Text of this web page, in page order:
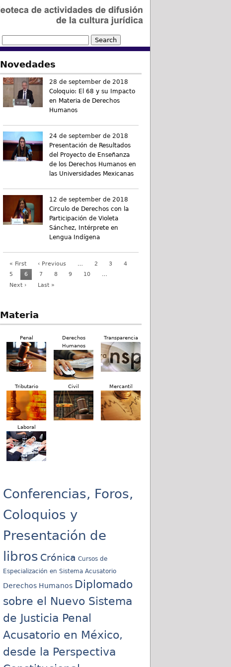
Novedades
28 de september de 2018
Coloquio: El 68 y su Impacto
en Materia de Derechos
Humanos
24 de september de 2018
Presentación de Resultados
del Proyecto de Enseñanza
de los Derechos Humanos en
las Universidades Mexicanas
12 de september de 2018
Circulo de Derechos con la
Participación de Violeta
Sánchez, Intérprete en
Lengua Indígena
« First ‹ Previous … 2 3
4
5
6 7 8 9 10
…
Next ›
Last »
Materia
Penal
Derechos
Humanos
Transparencia
Tributario Civil Mercantil
Laboral
Conferencias, Foros,
Coloquios y
Presentación de
libros Crónica Cursos de
Especialización en Sistema Acusatorio
Derechos Humanos Diplomado
sobre el Nuevo Sistema
de Justicia Penal
Acusatorio en México,
desde la Perspectiva